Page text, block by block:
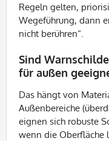
Regeln gelten,
Wegeführung, dann
nicht berühren“.
Sind
für außen
Das hängt von
Außenbereiche
eignen sich robuste
wenn die Oberfläche